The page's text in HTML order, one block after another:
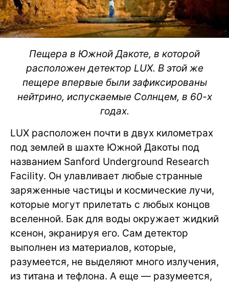
Пещера в Южной Дакоте, в которой
расположен детектор LUX. В этой же
пещере впервые были зафиксированы
нейтрино, испускаемые Солнцем, в 60-х
годах.
LUX расположен почти в двух километрах
под землей в шахте Южной Дакоты под
названием Sanford Underground Research
Facility. Он улавливает любые странные
заряженные частицы и космические лучи,
которые могут прилетать с любых концов
вселенной. Бак для воды окружает жидкий
ксенон, экранируя его. Сам детектор
выполнен из материалов, которые,
разумеется, не выделяют много излучения,
из титана и тефлона. А еще — разумеется,